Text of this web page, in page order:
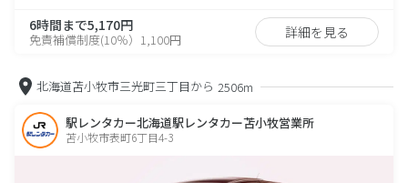
6時間まで5,170円
免責補償制度(10％）1,100円 詳細を見る
北海道苫小牧市三光町三丁目から 2506m
駅レンタカー北海道駅レンタカー苫小牧営業所
苫小牧市表町6丁目4-3